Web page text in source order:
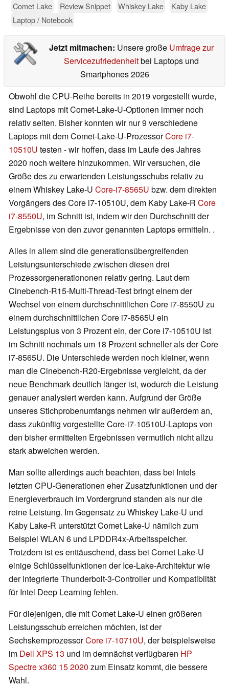
Comet Lake Review Snippet Whiskey Lake
Kaby Lake
Laptop / Notebook
Jetzt mitmachen: Unsere große Umfrage zur
Servicezufriedenheitbei Laptops und
Smartphones 2026
Obwohl die CPU-Reihe bereits in 2019 vorgestellt wurde,
sind Laptops mit Comet-Lake-U-Optionen immer noch
relativ selten. Bisher konnten wir nur 9 verschiedene
Laptops mit dem Comet-Lake-U-ProzessorCore i7-
10510U testen - wir hoffen, dass im Laufe des Jahres
2020 noch weitere hinzukommen. Wir versuchen, die
Größe des zu erwartenden Leistungsschubs relativ zu
einem Whiskey Lake-U Core-i7-8565U bzw. dem direkten
Vorgängers des Core i7-10510U, dem Kaby Lake-R Core
i7-8550U, im Schnitt ist, indem wir den Durchschnitt der
Ergebnisse von den zuvor genannten Laptops ermitteln. .
Alles in allem sind die generationsübergreifenden
Leistungsunterschiede zwischen diesen drei
Prozessorgenerationonen relativ gering. Laut dem
Cinebench-R15-Multi-Thread-Test bringt einem der
Wechsel von einem durchschnittlichen Core i7-8550U zu
einem durchschnittlichen Core i7-8565U ein
Leistungsplus von 3 Prozent ein, der Core i7-10510U ist
im Schnitt nochmals um 18 Prozent schneller als der Core
i7-8565U. Die Unterschiede werden noch kleiner, wenn
man die Cinebench-R20-Ergebnisse vergleicht, da der
neue Benchmark deutlich länger ist, wodurch die Leistung
genauer analysiert werden kann. Aufgrund der Größe
unseres Stichprobenumfangs nehmen wir außerdem an,
dass zukünftig vorgestellte Core-i7-10510U-Laptops von
den bisher ermittelten Ergebnissen vermutlich nicht allzu
stark abweichen werden.
Man sollte allerdings auch beachten, dass bei Intels
letzten CPU-Generationen eher Zusatzfunktionen und der
Energieverbrauch im Vordergrund standen als nur die
reine Leistung. Im Gegensatz zu Whiskey Lake-U und
Kaby Lake-R unterstützt Comet Lake-U nämlich zum
Beispiel WLAN 6 und LPDDR4x-Arbeitsspeicher.
Trotzdem ist es enttäuschend, dass bei Comet Lake-U
einige Schlüsselfunktionen der Ice-Lake-Architektur wie
der integrierte Thunderbolt-3-Controller und Kompatibiltät
für Intel Deep Learning fehlen.
Für diejenigen, die mit Comet Lake-U einen größeren
Leistungsschub erreichen möchten, ist der
SechskernprozessorCore i7-10710U, der beispielsweise
im Dell XPS 13 und im demnächst verfügbaren HP
Spectre x360 15 2020 zum Einsatz kommt, die bessere
Wahl.